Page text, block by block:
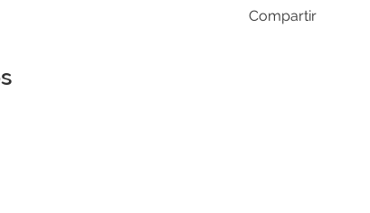
Compartir